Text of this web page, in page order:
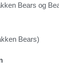
Bears og
Bears)